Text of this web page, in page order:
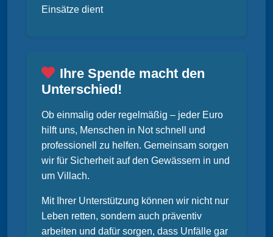
Einsätze dient
Ihre Spende macht den
Unterschied!
Ob einmalig oder regelmäßig – jeder Euro
hilft uns, Menschen in Not schnell und
professionell zu helfen. Gemeinsam sorgen
wir für Sicherheit auf den Gewässern in und
um Villach.
Mit Ihrer Unterstützung können wir nicht nur
Leben retten, sondern auch präventiv
arbeiten und dafür sorgen, dass Unfälle gar